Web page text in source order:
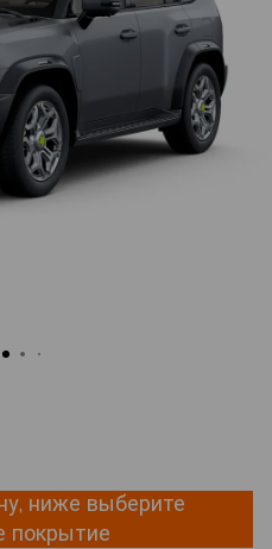
ниже выберите
покрытие